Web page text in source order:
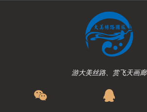
游大美丝路、赏飞天画廊